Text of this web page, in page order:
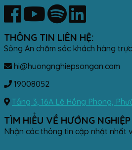
THÔNG TIN LIÊN HỆ:
Sông An chăm sóc khách hàng
hi@huongnghiepsongan.com
19008052
Tầng 3, 16A Lê Hồng Phong,
TÌM HIỂU VỀ HƯỚNG NGHIỆP
Nhận các thông tin cập nhật nhất